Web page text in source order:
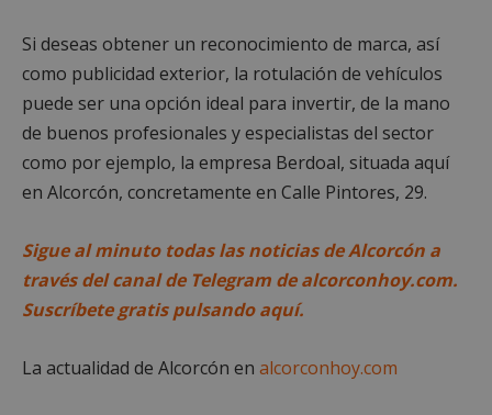
Si deseas obtener un reconocimiento de marca, así
como publicidad exterior, la rotulación de vehículos
puede ser una opción ideal para invertir, de la mano
de buenos profesionales y especialistas del sector
como por ejemplo, la empresa Berdoal, situada aquí
en Alcorcón, concretamente en Calle Pintores, 29.
Sigue al minuto todas las noticias de Alcorcón a
través del canal de Telegram de alcorconhoy.com.
Suscríbete gratis pulsando aquí.
La actualidad de Alcorcón en alcorconhoy.com
Privacy Policy